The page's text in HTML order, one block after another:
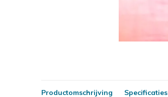
Productomschrijving Specificaties